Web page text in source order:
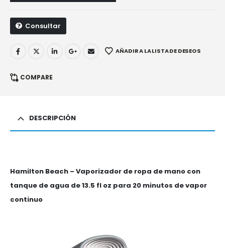
Consultar
AÑADIR A LA LISTA DE DESEOS
COMPARE
DESCRIPCIÓN
Hamilton Beach – Vaporizador de ropa de mano con
tanque de agua de 13.5 fl oz para 20 minutos de vapor
continuo